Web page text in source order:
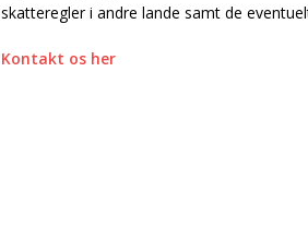
skatteregler i andre lande samt de
Kontakt os her